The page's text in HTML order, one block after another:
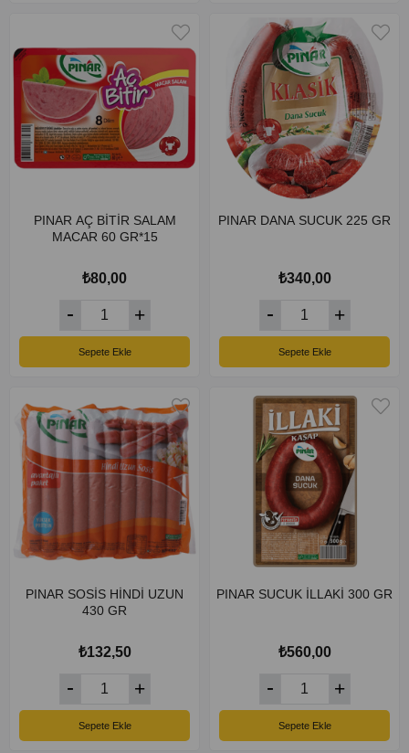
PINAR AÇ BİTİR SALAM
MACAR 60 GR*15
₺80,00
Sepete Ekle
PINAR DANA SUCUK 225 GR
₺340,00
Sepete Ekle
PINAR SOSİS HİNDİ UZUN
430 GR
₺132,50
Sepete Ekle
PINAR SUCUK İLLAKİ 300 GR
₺560,00
Sepete Ekle